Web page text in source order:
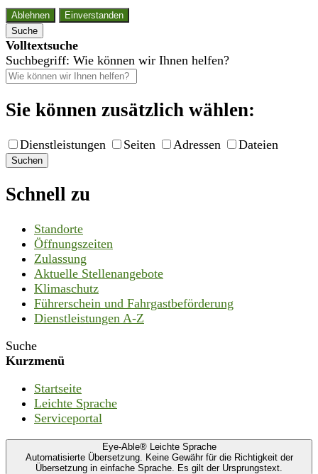
Ablehnen
Einverstanden
Suche
Volltextsuche
Suchbegriff: Wie können wir Ihnen helfen?
Sie können zusätzlich wählen:
Dienstleistungen Seiten Adressen Dateien
Suchen
Schnell zu
Standorte
Öffnungszeiten
Zulassung
Aktuelle Stellenangebote
Klimaschutz
Führerschein und Fahrgastbeförderung
Dienstleistungen A-Z
Suche
Kurzmenü
Startseite
Leichte Sprache
Serviceportal
Eye-Able® Leichte Sprache
Automatisierte Übersetzung. Keine Gewähr für die Richtigkeit der
Übersetzung in einfache Sprache. Es gilt der Ursprungstext.